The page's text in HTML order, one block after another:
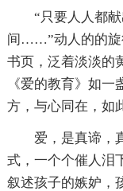
“只要人人都
间……”动人的的旋
书页，泛着淡淡的
《爱的教育》如
方，与心同在，如
爱，是真谛，
式，一个个催人泪
叙述孩子的嫉妒